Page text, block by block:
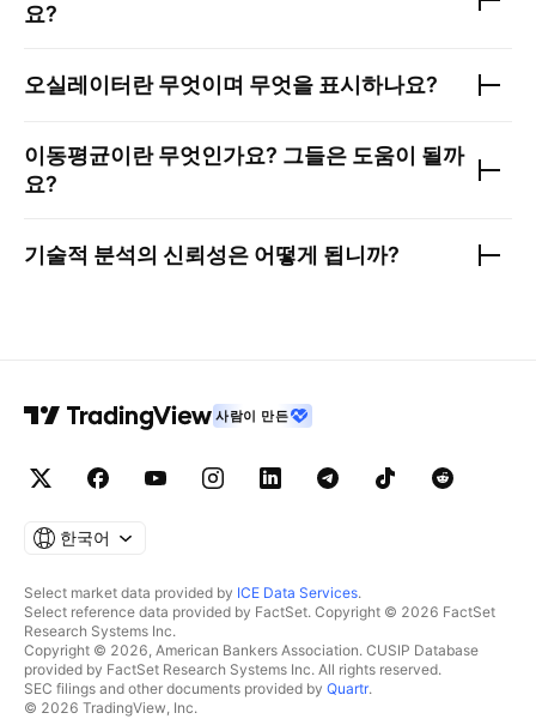
요?
오실레이터란 무엇이며 무엇을 표시하나요?
이동평균이란 무엇인가요? 그들은 도움이 될까
요?
기술적 분석의 신뢰성은 어떻게 됩니까?
사람이 만든
한국어
Select market data provided by ICE Data Services.
Select reference data provided by FactSet. Copyright © 2026 FactSet
Research Systems Inc.
Copyright © 2026, American Bankers Association. CUSIP Database
provided by FactSet Research Systems Inc. All rights reserved.
SEC filings and other documents provided by Quartr.
© 2026 TradingView, Inc.